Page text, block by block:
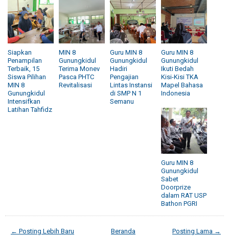
Siapkan
Penampilan
Terbaik, 15
Siswa Pilihan
MIN 8
Gunungkidul
Intensifkan
Latihan Tahfidz
MIN 8
Gunungkidul
Terima Monev
Pasca PHTC
Revitalisasi
Guru MIN 8
Gunungkidul
Hadiri
Pengajian
Lintas Instansi
di SMP N 1
Semanu
Guru MIN 8
Gunungkidul
Ikuti Bedah
Kisi-Kisi TKA
Mapel Bahasa
Indonesia
Guru MIN 8
Gunungkidul
Sabet
Doorprize
dalam RAT USP
Bathon PGRI
← Posting Lebih Baru Posting Lama →
Beranda